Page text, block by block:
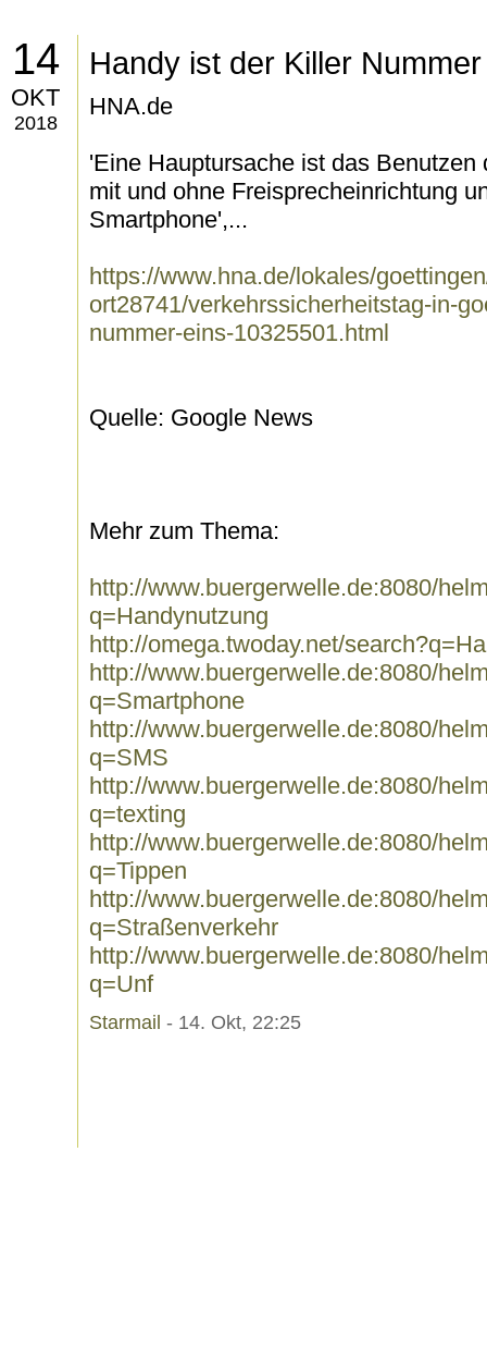
14
OKT
2018
Handy ist der Killer
HNA.de
'Eine Hauptursache ist das
mit und ohne Freisprecheinrichtung
Smartphone',...
https://www.hna.de/lokales/
ort28741/verkehrssicherheitstag-in-
nummer-eins-10325501.html
Quelle: Google News
Mehr zum Thema:
http://www.buergerwelle.de:8080/
q=Handynutzung
http://omega.twoday.net/
http://www.buergerwelle.de:8080/
q=Smartphone
http://www.buergerwelle.de:8080/
q=SMS
http://www.buergerwelle.de:8080/
q=texting
http://www.buergerwelle.de:8080/
q=Tippen
http://www.buergerwelle.de:8080/
q=Straßenverkehr
http://www.buergerwelle.de:8080/
q=Unf
Starmail - 14. Okt, 22:25